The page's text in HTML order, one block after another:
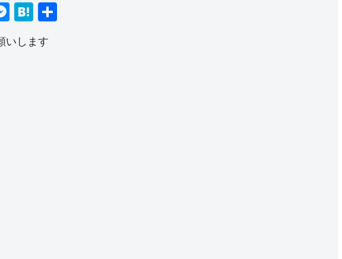
M
ss
H
e
いします